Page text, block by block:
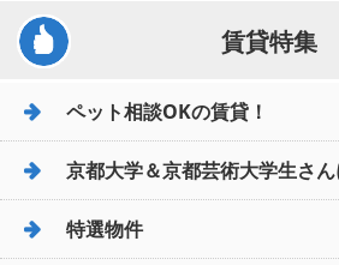
賃貸特集
ペット相談OKの賃貸！
京都大学＆京都芸術大学生さん
特選物件